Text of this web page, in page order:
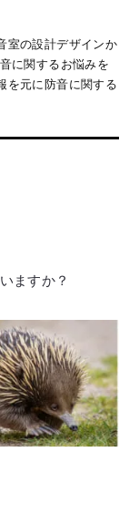
室の設計デザインか
に関するお悩みを
を元に防音に関する
ますか？